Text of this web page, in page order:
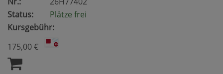
Status:
Plätze frei
Kursgebühr:
175,00 €